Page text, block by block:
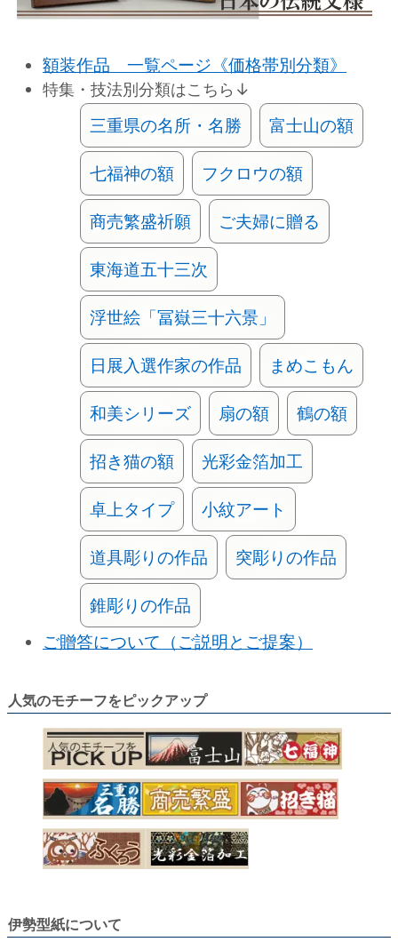
額装作品 一覧ページ《価格帯別分類》
特集・技法別分類はこちら↓
三重県の名所・名勝 富士山の額
七福神の額 フクロウの額
商売繁盛祈願 ご夫婦に贈る
東海道五十三次
浮世絵「冨嶽三十六景」
日展入選作家の作品 まめこもん
和美シリーズ 扇の額 鶴の額
招き猫の額 光彩金箔加工
卓上タイプ 小紋アート
道具彫りの作品 突彫りの作品
錐彫りの作品
ご贈答について（ご説明とご提案）
人気のモチーフをピックアップ
伊勢型紙について